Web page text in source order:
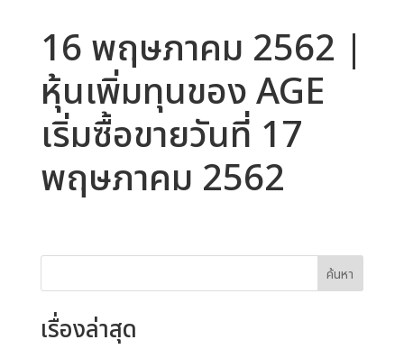
16 พฤษภาคม 2562 |
หุ้นเพิ่มทุนของ AGE
เริ่มซื้อขายวันที่ 17
พฤษภาคม 2562
ค้นหา
เรื่องล่าสุด